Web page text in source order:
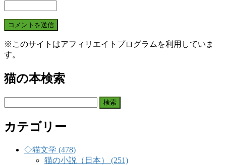
※このサイトはアフィリエイトプログラムを利用していま
す。
猫の本検索
カテゴリー
◇猫文学 (478)
猫の小説（日本） (251)